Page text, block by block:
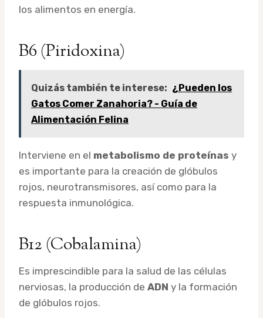
los alimentos en energía.
B6 (Piridoxina)
Quizás también te interese: ¿Pueden los
Gatos Comer Zanahoria? - Guía de
Alimentación Felina
Interviene en el metabolismo de proteínas y
es importante para la creación de glóbulos
rojos, neurotransmisores, así como para la
respuesta inmunológica.
B12 (Cobalamina)
Es imprescindible para la salud de las células
nerviosas, la producción de ADN y la formación
de glóbulos rojos.